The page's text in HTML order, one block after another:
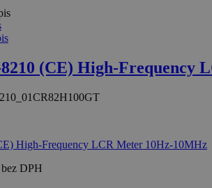
(CE) High-Frequency
DPH